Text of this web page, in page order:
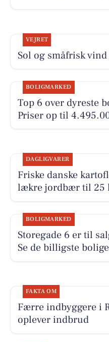
VEJRET
Sol og småfrisk
BOLIGMARKED
Top 6 over dyreste
Priser op til
DAGLIGVARER
Friske danske
lækre jordbær til 25
BOLIGMARKED
Storegade 6 er til
Se de billigste
FAKTA OM
Færre indbyggere i
oplever indbrud